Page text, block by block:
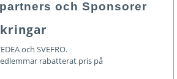
och Sponsorer
och SVEFRO.
rabatterat pris på